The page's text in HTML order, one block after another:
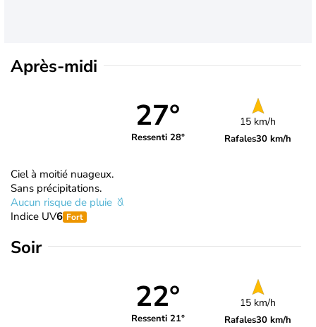
Après-midi
27°
Ressenti 28°
15 km/h
Rafales30 km/h
Ciel à moitié nuageux.
Sans précipitations.
Aucun risque de pluie
Indice UV6 Fort
Soir
22°
Ressenti 21°
15 km/h
Rafales30 km/h